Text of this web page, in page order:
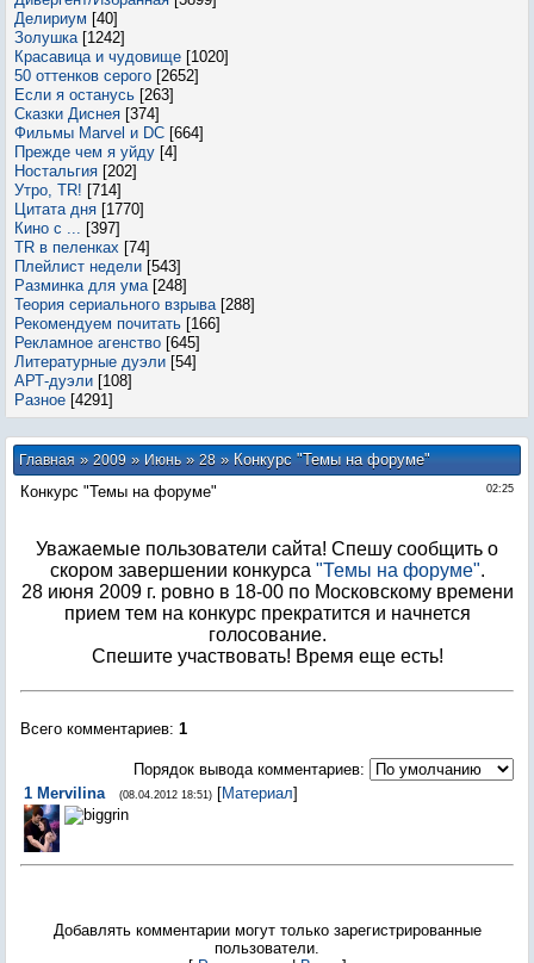
Делириум [40]
Золушка [1242]
Красавица и чудовище [1020]
50 оттенков серого [2652]
Если я останусь [263]
Сказки Диснея [374]
Фильмы Marvel и DC [664]
Прежде чем я уйду [4]
Ностальгия [202]
Утро, TR! [714]
Цитата дня [1770]
Кино с ... [397]
TR в пеленках [74]
Плейлист недели [543]
Разминка для ума [248]
Теория сериального взрыва [288]
Рекомендуем почитать [166]
Рекламное агенство [645]
Литературные дуэли [54]
АРТ-дуэли [108]
Разное [4291]
Главная»2009 » Июнь » 28» Конкурс "Темы на форуме"
02:25
Конкурс "Темы на форуме"
Уважаемые пользователи сайта! Спешу сообщить о
скором завершении конкурса "Темы на форуме".
28 июня 2009 г. ровно в 18-00 по Московскому времени
прием тем на конкурс прекратится и начнется
голосование.
Спешите участвовать! Время еще есть!
Всего комментариев: 1
Порядок вывода комментариев:
1 Mervilina (08.04.2012 18:51) [Материал]
Добавлять комментарии могут только зарегистрированные
пользователи.